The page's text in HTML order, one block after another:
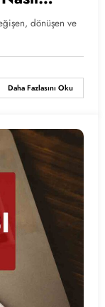
dönüşen ve
Daha Fazlasını Oku